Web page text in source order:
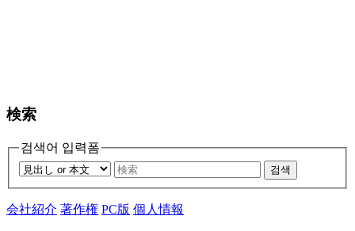
検索
검색어 입력폼
검색
会社紹介 著作権 PC版 個人情報